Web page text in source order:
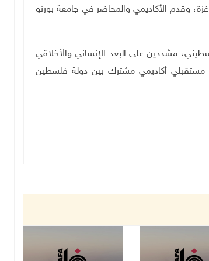
وقدم الأكاديمي والمحاضر في جامعة بورتو
مشددين على البعد الإنساني والأخلاقي
مستقبلي أكاديمي مشترك بين دولة فلسطين